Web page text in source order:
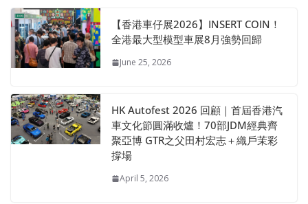
【香港車仔展2026】INSERT COIN！
全港最大型模型車展8月強勢回歸
June 25, 2026
HK Autofest 2026 回顧｜首屆香港汽
車文化節圓滿收爐！70部JDM經典齊
聚亞博 GTR之父田村宏志＋織戶茉彩
撐場
April 5, 2026